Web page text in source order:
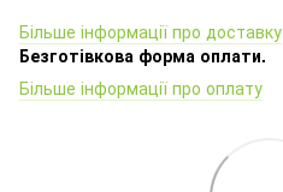
Більше інформації про доставку
Безготівкова форма оплати.
Більше інформації про оплату